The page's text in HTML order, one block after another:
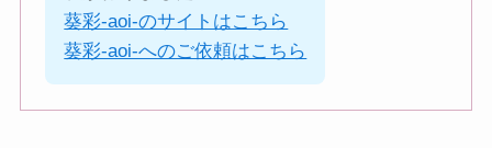
葵彩-aoi-のサイトはこちら
葵彩-aoi-へのご依頼はこちら